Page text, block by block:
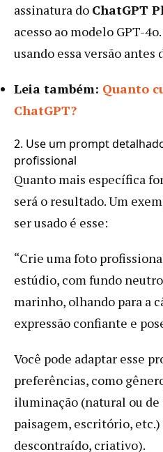
assinatura do ChatGPT
acesso ao modelo GPT-
usando essa versão antes
Leia também: Quanto
ChatGPT?
2. Use um prompt
profissional
Quanto mais específica
será o resultado. Um
ser usado é esse:
“Crie uma foto
estúdio, com fundo
marinho, olhando para a
expressão confiante e
Você pode adaptar esse
preferências, como
iluminação (natural ou
paisagem, escritório,
descontraído, criativo).